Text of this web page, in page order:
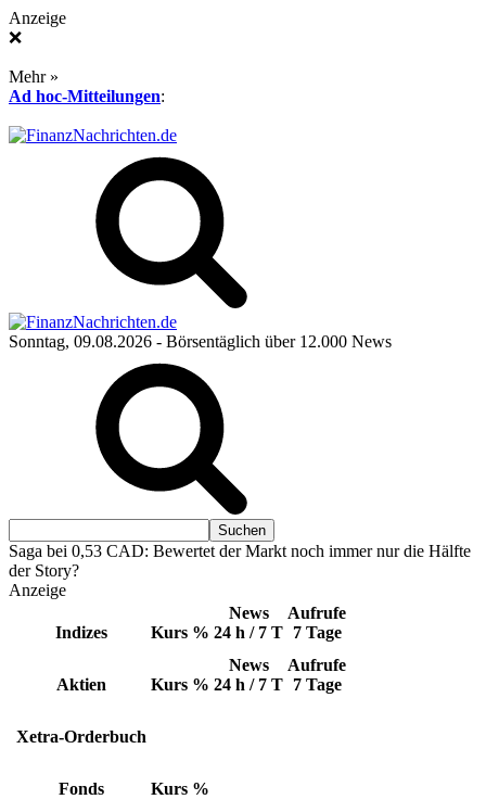
Anzeige
❌
Mehr »
Ad hoc-Mitteilungen:
Sonntag, 09.08.2026 - Börsentäglich über 12.000 News
Saga bei 0,53 CAD: Bewertet der Markt noch immer nur die Hälfte
der Story?
Anzeige
Indizes Kurs %
News
24 h / 7 T
Aufrufe
7 Tage
Aktien Kurs %
News
24 h / 7 T
Aufrufe
7 Tage
Xetra-Orderbuch
Fonds Kurs %